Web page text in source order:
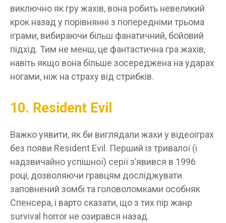
виключно як гру жахів, вона робить невеликий
крок назад у порівнянні з попередніми трьома
іграми, вибираючи більш фанатичний, бойовий
підхід. Тим не менш, це фантастична гра жахів,
навіть якщо вона більше зосереджена на ударах
ногами, ніж на страху від стрибків.
10. Resident Evil
Важко уявити, як би виглядали жахи у відеоіграх
без появи Resident Evil. Перший із тривалої (і
надзвичайно успішної) серії з’явився в 1996
році, дозволяючи гравцям досліджувати
заповнений зомбі та головоломками особняк
Спенсера, і варто сказати, що з тих пір жанр
survival horror не озирався назад.